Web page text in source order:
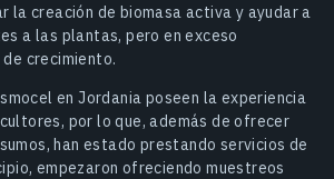
la creación de biomasa activa y ayudar a
a las plantas, pero en exceso
crecimiento.
en Jordania poseen la experiencia
por lo que, además de ofrecer
han estado prestando servicios de
empezaron ofreciendo muestreos